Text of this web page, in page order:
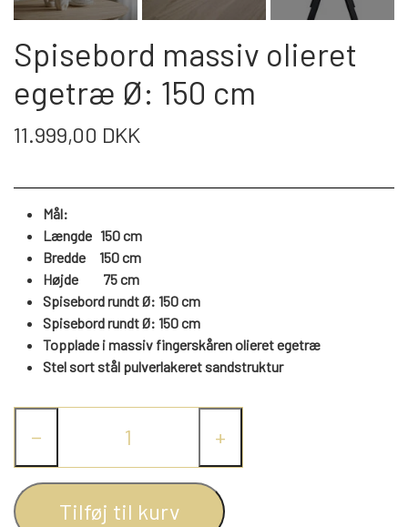
DAYBED/CHAISELONG
ENTRE
REOLER
REOL MISTRAL
REOL BASIC
REOLER/OPBEVARING
VÆGPANELER
SPEJLE
BELYSNING
VÆGPANELER
VÆGPANELER
VÆGPANELER
SPEJLE
SPEJLE
PARKERING
MONTERING & LEVERING
Spisebord massiv olieret
egetræ Ø: 150 cm
11.999,00 DKK
Mål:
Længde 150 cm
Bredde 150 cm
Højde
75cm
Spisebord rundt Ø: 150 cm
Spisebord rundt Ø: 150 cm
Topplade i massiv fingerskåren olieret egetræ
Stel sort stål pulverlakeret sandstruktur
− +
Tilføj til kurv